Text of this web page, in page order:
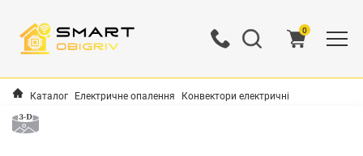
0
Каталог Електричне опалення Конвектори електричні